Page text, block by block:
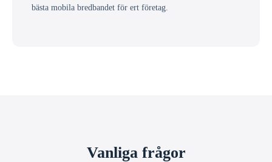
bästa mobila bredbandet för ert företag.
Vanliga frågor